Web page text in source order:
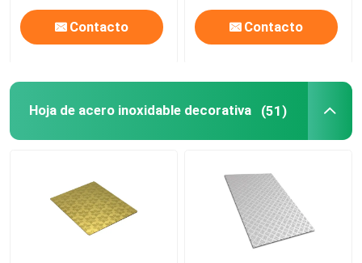
Contacto Contacto
Hoja de acero inoxidable decorativa (51)